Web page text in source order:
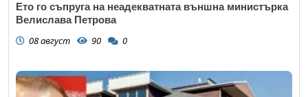
Ето го съпруга на неадекватната външна министърка
Велислава Петрова
08 август 90 0